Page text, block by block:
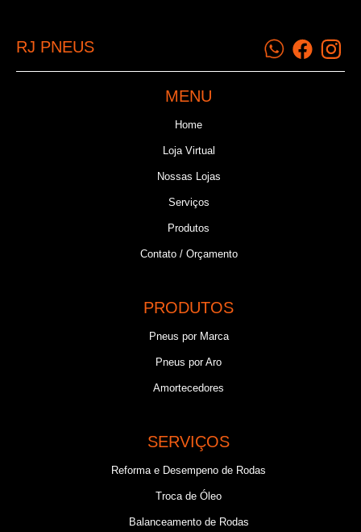
RJ PNEUS
MENU
Home
Loja Virtual
Nossas Lojas
Serviços
Produtos
Contato / Orçamento
PRODUTOS
Pneus por Marca
Pneus por Aro
Amortecedores
SERVIÇOS
Reforma e Desempeno de Rodas
Troca de Óleo
Balanceamento de Rodas